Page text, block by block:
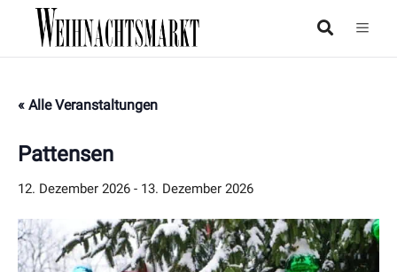
« Alle Veranstaltungen
Pattensen
12. Dezember 2026 - 13. Dezember 2026